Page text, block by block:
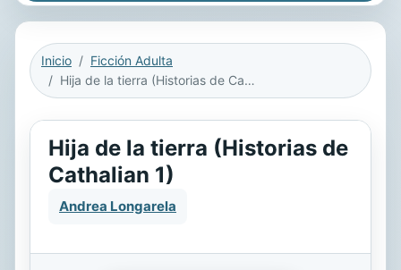
Inicio
Ficción Adulta
Hija de la tierra (Historias de Cathalian 1)
Hija de la tierra (Historias de
Cathalian 1)
Andrea Longarela